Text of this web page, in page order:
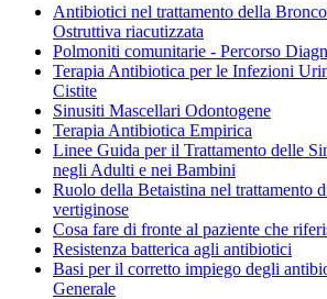
Antibiotici nel trattamento della
Ostruttiva riacutizzata
Polmoniti comunitarie - Percorso
Terapia Antibiotica per le Infezioni
Cistite
Sinusiti Mascellari Odontogene
Terapia Antibiotica Empirica
Linee Guida per il Trattamento delle
negli Adulti e nei Bambini
Ruolo della Betaistina nel trattamento
vertiginose
Cosa fare di fronte al paziente che
Resistenza batterica agli antibiotici
Basi per il corretto impiego degli
Generale